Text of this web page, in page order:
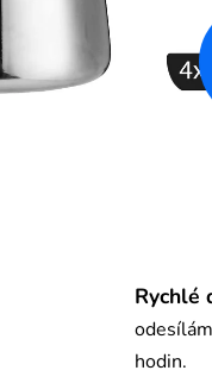
Rychlé
hodin.